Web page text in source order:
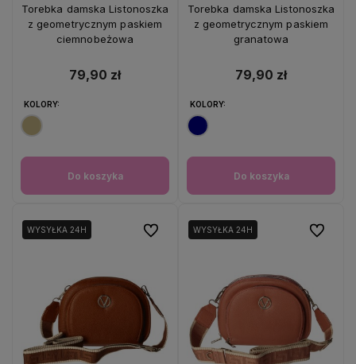
Torebka damska Listonoszka
z geometrycznym paskiem
ciemnobeżowa
79,90 zł
KOLORY:
Do koszyka
Torebka damska Listonoszka
z geometrycznym paskiem
granatowa
79,90 zł
KOLORY:
Do koszyka
WYSYŁKA 24H Do ulubionychWYSYŁKA 24H Do